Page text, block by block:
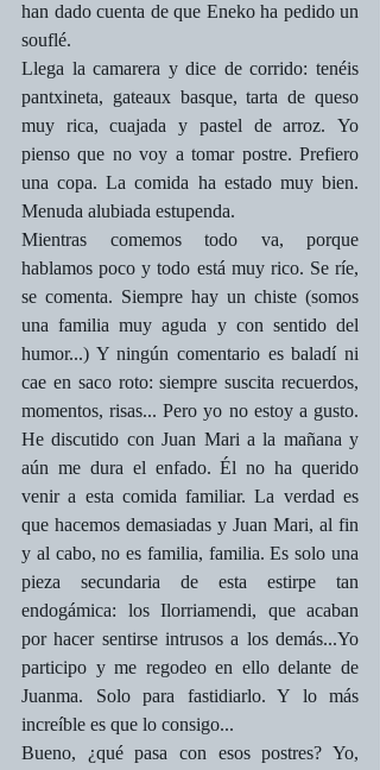
han dado cuenta de que Eneko ha pedido un
souflé.
Llega la camarera y dice de corrido: tenéis
pantxineta, gateaux basque, tarta de queso
muy rica, cuajada y pastel de arroz. Yo
pienso que no voy a tomar postre. Prefiero
una copa. La comida ha estado muy bien.
Menuda alubiada estupenda.
Mientras comemos todo va, porque
hablamos poco y todo está muy rico. Se ríe,
se comenta. Siempre hay un chiste (somos
una familia muy aguda y con sentido del
humor...) Y ningún comentario es baladí ni
cae en saco roto: siempre suscita recuerdos,
momentos, risas... Pero yo no estoy a gusto.
He discutido con Juan Mari a la mañana y
aún me dura el enfado. Él no ha querido
venir a esta comida familiar. La verdad es
que hacemos demasiadas y Juan Mari, al fin
y al cabo, no es familia, familia. Es solo una
pieza secundaria de esta estirpe tan
endogámica: los Ilorriamendi, que acaban
por hacer sentirse intrusos a los demás...Yo
participo y me regodeo en ello delante de
Juanma. Solo para fastidiarlo. Y lo más
increíble es que lo consigo...
Bueno, ¿qué pasa con esos postres? Yo,